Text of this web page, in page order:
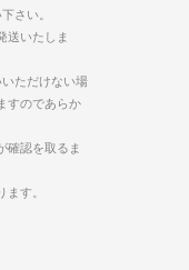
さい。
送いたしま
いただけない場
すのであらか
確認を取るま
ます。